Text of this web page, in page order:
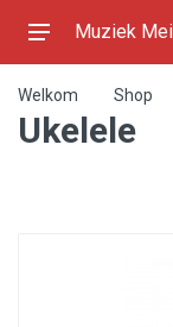
Muziek
Welkom Shop
Ukelele